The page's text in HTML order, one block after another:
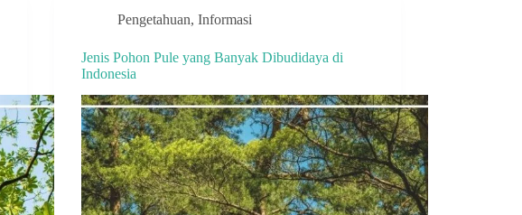
Pengetahuan,Informasi
Jenis Pohon Pule yang Banyak Dibudidaya di
Indonesia